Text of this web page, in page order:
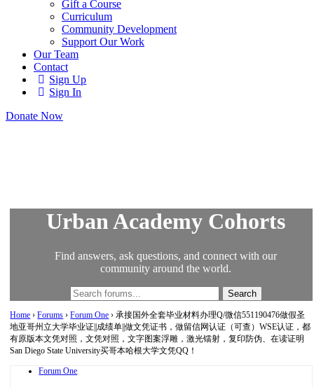
Gift a Course
Curriculum
Community Development
Support Our Work
Our Team
Contact
Sign Up
Sign In
Donate Now
Urban Academy Cohorts
Find answers, ask questions, and connect with our
community around the world.
Home › Forums › Forum One › 承接国外全套毕业材料办理Q/微信551190476做假圣
地亚哥州立大学毕业证||成绩单||做文凭证书，做留信网认证（可查）WSE认证，都
有原版本文凭对照，文凭对照，文字图案浮雕，激光镭射，复印防伪、在读证明
San Diego State University买哥本哈根大学文凭QQ！
Forum One